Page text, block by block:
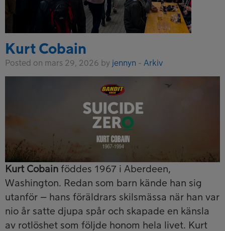
Kurt Cobain
Posted on mars 29, 2026 by jennyn - Arkiv
Kurt Cobain föddes 1967 i Aberdeen,
Washington. Redan som barn kände han sig
utanför – hans föräldrars skilsmässa när han var
nio år satte djupa spår och skapade en känsla
av rotlöshet som följde honom hela livet. Kurt